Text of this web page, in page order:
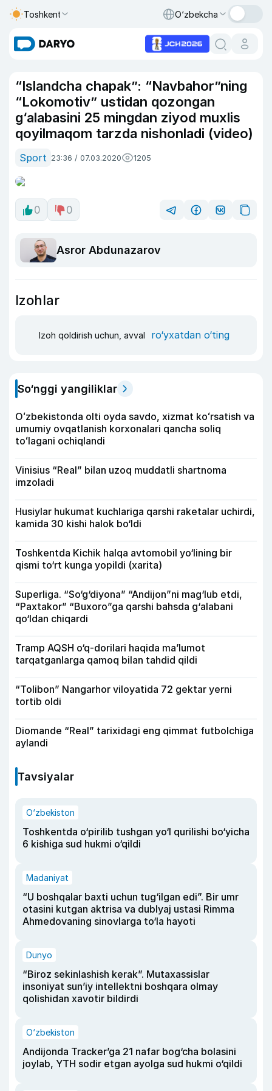
Toshkent O‘zbekcha
“Islandcha chapak”: “Navbahor”ning
“Lokomotiv” ustidan qozongan
g‘alabasini 25 mingdan ziyod muxlis
qoyilmaqom tarzda nishonladi (video)
Sport 23:36 / 07.03.2020 1205
0 0
Asror Abdunazarov
Izohlar
Izoh qoldirish uchun, avval ro‘yxatdan o‘ting
So‘nggi yangiliklar
Oʻzbekistonda olti oyda savdo, xizmat koʻrsatish va
umumiy ovqatlanish korxonalari qancha soliq
toʻlagani ochiqlandi
Vinisius “Real” bilan uzoq muddatli shartnoma
imzoladi
Husiylar hukumat kuchlariga qarshi raketalar uchirdi,
kamida 30 kishi halok bo‘ldi
Toshkentda Kichik halqa avtomobil yo‘lining bir
qismi to‘rt kunga yopildi (xarita)
Superliga. “So‘g‘diyona” “Andijon”ni mag‘lub etdi,
“Paxtakor” “Buxoro”ga qarshi bahsda g‘alabani
qo‘ldan chiqardi
Tramp AQSH o‘q-dorilari haqida ma’lumot
tarqatganlarga qamoq bilan tahdid qildi
“Tolibon” Nangarhor viloyatida 72 gektar yerni
tortib oldi
Diomande “Real” tarixidagi eng qimmat futbolchiga
aylandi
Tavsiyalar
O‘zbekiston
Toshkentda o‘pirilib tushgan yo‘l qurilishi bo‘yicha
6 kishiga sud hukmi o‘qildi
Madaniyat
“U boshqalar baxti uchun tug‘ilgan edi”. Bir umr
otasini kutgan aktrisa va dublyaj ustasi Rimma
Ahmedovaning sinovlarga to‘la hayoti
Dunyo
“Biroz sekinlashish kerak”. Mutaxassislar
insoniyat sun’iy intellektni boshqara olmay
qolishidan xavotir bildirdi
O‘zbekiston
Andijonda Tracker’ga 21 nafar bog‘cha bolasini
joylab, YTH sodir etgan ayolga sud hukmi o‘qildi